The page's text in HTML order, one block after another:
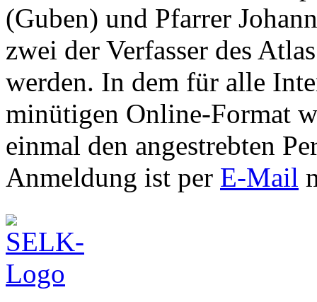
(Guben) und Pfarrer
zwei der Verfasser des
werden. In dem für alle
minütigen Online-Format
einmal den angestrebten
Anmeldung ist per E-Mail